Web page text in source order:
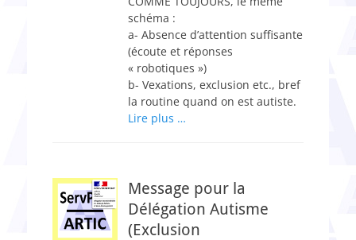
schéma :
a- Absence d’attention suffisante
(écoute et réponses
« robotiques »)
b- Vexations, exclusion etc., bref
la routine quand on est autiste.
Lire plus …
Message pour la
Délégation Autisme
(Exclusion